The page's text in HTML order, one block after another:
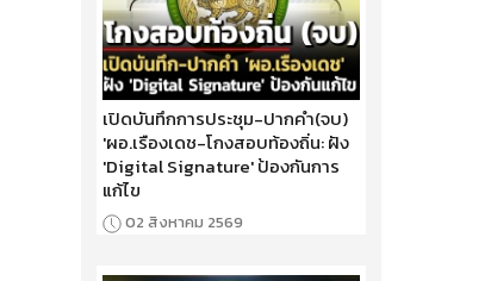
เปิดบันทึกการประชุม-ปากคำ(จบ)
'ผอ.เรืองเดช-โกงสอบท้องถิ่น: ฝัง
'Digital Signature' ป้องกันการ
แก้ไข
02 สิงหาคม 2569